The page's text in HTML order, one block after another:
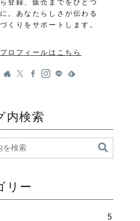
登録、販売までをひとつ
。あなたらしさが伝わる
くりをサポートします。
ロフィールはこちら
内検索
リー
5